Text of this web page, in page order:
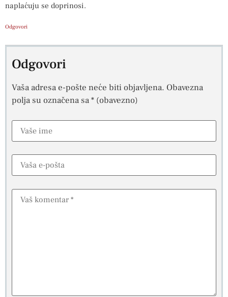
naplaćuju se doprinosi.
Odgovori
Odgovori
Vaša adresa e-pošte neće biti objavljena. Obavezna
polja su označena sa* (obavezno)